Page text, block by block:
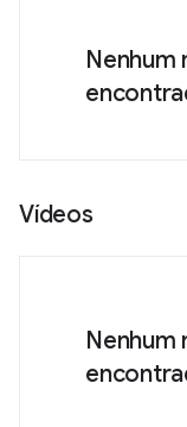
Nenhum
Vídeos
Nenhum